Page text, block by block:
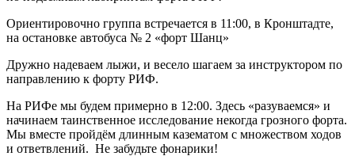
Ориентировочно группа встречается в 11:00, в Кронштадте,
на остановке автобуса № 2 «форт Шанц»
Дружно надеваем лыжи, и весело шагаем за инструктором по
направлению к форту РИФ.
На РИФе мы будем примерно в 12:00. Здесь «разуваемся» и
начинаем таинственное исследование некогда грозного форта.
Мы вместе пройдём длинным казематом с множеством ходов
и ответвлений. Не забудьте фонарики!